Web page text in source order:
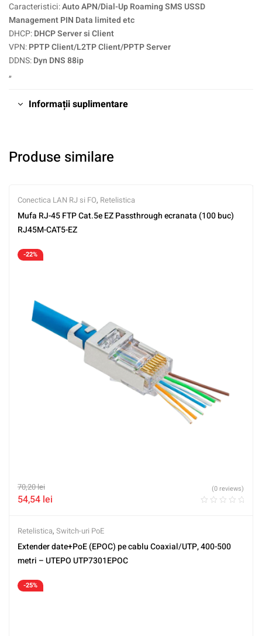
Caracteristici:Auto APN/Dial-Up Roaming SMS USSD
Management PIN Data limited etc
DHCP:DHCP Server si Client
VPN:PPTP Client/L2TP Client/PPTP Server
DDNS:Dyn DNS 88ip
„
Informații suplimentare
Produse similare
Conectica LAN RJ si FO, Retelistica
Mufa RJ-45 FTP Cat.5e EZ Passthrough ecranata (100 buc)
RJ45M-CAT5-EZ
-22%
70,20lei
54,54 lei
(0 reviews)
Retelistica, Switch-uri PoE
Extender date+PoE (EPOC) pe cablu Coaxial/UTP, 400-500
metri – UTEPO UTP7301EPOC
-25%